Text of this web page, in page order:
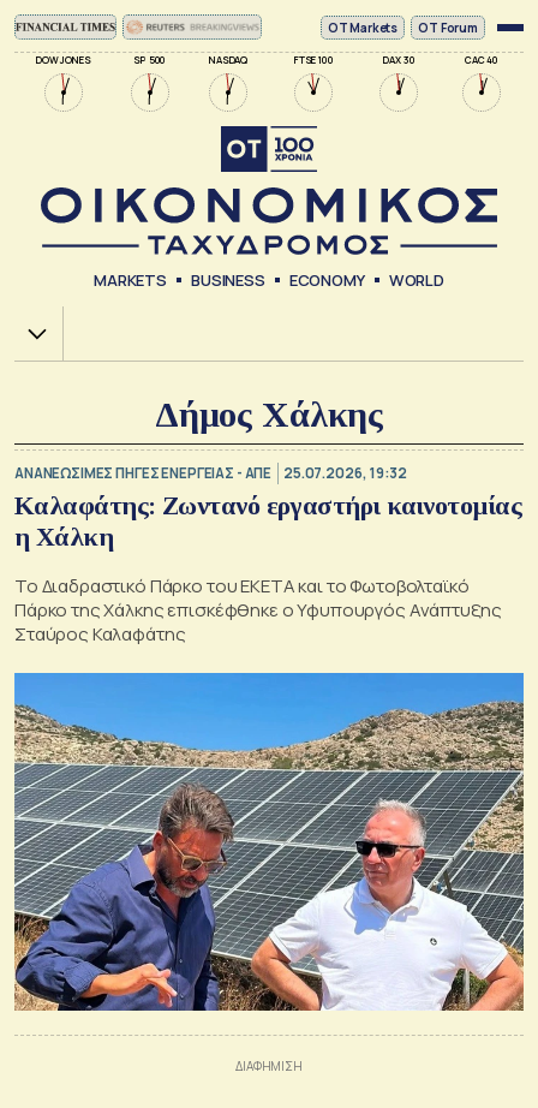
DOW JONES SP 500 NASDAQ FTSE 100 DAX 30 CAC 40
ΟΤ Markets OT Forum
MARKETS BUSINESS ECONOMY WORLD
Χ.Α.
Δήμος Χάλκης
ΑΝΑΝΕΩΣΙΜΕΣ ΠΗΓΕΣ ΕΝΕΡΓΕΙΑΣ - ΑΠΕ 25.07.2026, 19:32
Καλαφάτης: Ζωντανό εργαστήρι καινοτομίας
η Χάλκη
Το Διαδραστικό Πάρκο του ΕΚΕΤΑ και το Φωτοβολταϊκό
Πάρκο της Χάλκης επισκέφθηκε ο Υφυπουργός Ανάπτυξης
Σταύρος Καλαφάτης